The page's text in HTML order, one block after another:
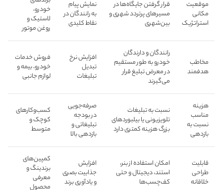
موقعیت
مکانی
استراتژیک
قرار گرفتن جایگاه‌ها در
مسیرهای پرتردد شهری و
بین‌شهری
نمایش پیام
به رانندگان در
نقاط کلیدی
خودرو،
لاستیک و
روغن موتور
مخاطب
هدفمند
رانندگان و دارندگان
خودرو به طور مستقیم
در معرض تبلیغ قرار
می‌گیرند
افزایش نرخ
تبدیل
تبلیغات
فروش خدمات
خودرو، بیمه و
لوازم جانبی
هزینه
مناسب
نسبت به
بازدهی
نسبت به تبلیغات
تلویزیونی یا بیلبوردهای
بزرگ هزینه کمتری دارد
صرفه‌جویی
در بودجه
تبلیغاتی و
بازدهی بالا
کسب‌وکارهای
کوچک و
متوسط
قابلیت
طراحی
خلاقانه
امکان استفاده از بنر،
استند، دیجیتال و حتی
کف‌چسب‌ها
افزایش
جذابیت بصری
و یادآوری برند
کمپین‌های
برندینگ و
معرفی
محصول